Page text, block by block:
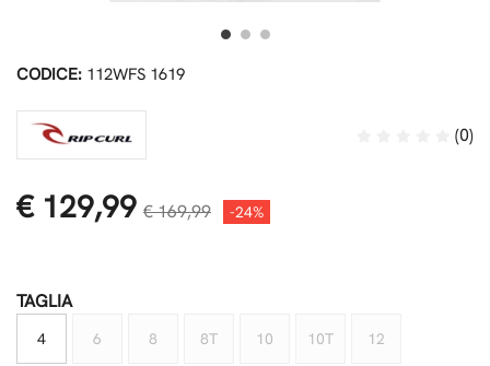
CODICE: 112WFS 1619
(0)
€ 129,99 € 169,99 -24%
TAGLIA
4 6 8 8T 10 10T 12